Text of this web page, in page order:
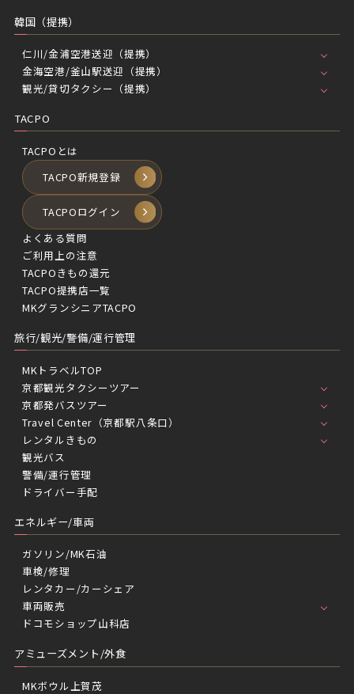
韓国（提携）
仁川/金浦空港送迎（提携）
金海空港/釜山駅送迎（提携）
観光/貸切タクシー（提携）
TACPO
TACPOとは
TACPO新規登録
TACPOログイン
よくある質問
ご利用上の注意
TACPOきもの還元
TACPO提携店一覧
MKグランシニアTACPO
旅行/観光/警備/運行管理
MKトラベルTOP
京都観光タクシーツアー
京都発バスツアー
Travel Center（京都駅八条口）
レンタルきもの
観光バス
警備/運行管理
ドライバー手配
エネルギー/車両
ガソリン/MK石油
車検/修理
レンタカー/カーシェア
車両販売
ドコモショップ山科店
アミューズメント/外食
MKボウル上賀茂